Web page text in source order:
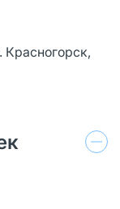
Красногорск,